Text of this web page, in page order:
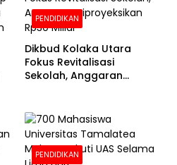
PENDIDIKAN
Dikbud Kolaka Utara
Fokus Revitalisasi
Sekolah, Anggaran
PENDIDIKAN